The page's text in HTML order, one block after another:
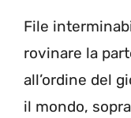
File
rovinare la
all’ordine del
il mondo,